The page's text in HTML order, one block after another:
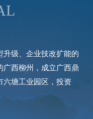
级、企业技改扩能的
广西柳州，成立广西鼎
六塘工业园区，投资